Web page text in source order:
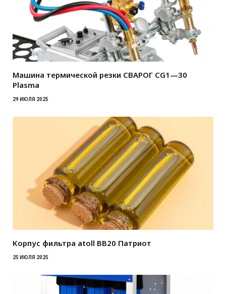
Машина термической резки СВАРОГ CG1—30
Plasma
29 ИЮЛЯ 2025
Корпус фильтра atoll BB20 Патриот
25 ИЮЛЯ 2025